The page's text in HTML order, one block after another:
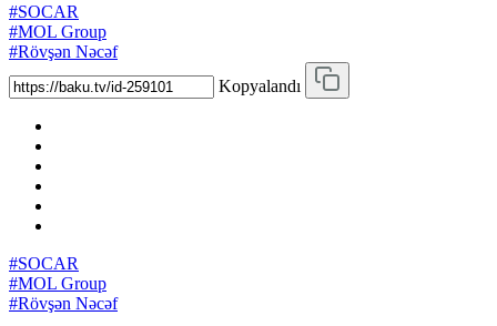
#SOCAR
#MOL Group
#Rövşən Nəcəf
Kopyalandı
#SOCAR
#MOL Group
#Rövşən Nəcəf